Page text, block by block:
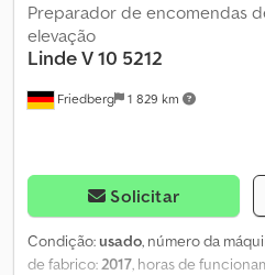
Friedberg 1 829 km
Preparador de encomendas
elevação
LindeV 10 5212
Solicitar
Condição:usado, número da
de fabrico:2017, horas de